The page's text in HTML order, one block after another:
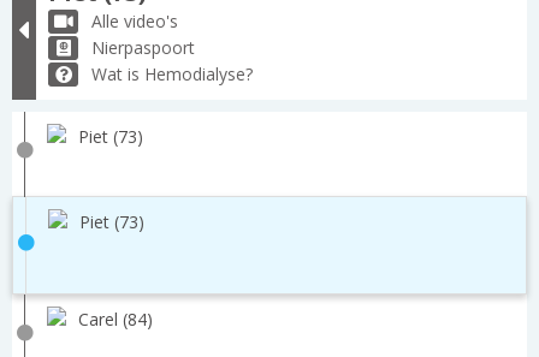
Alle video's
Nierpaspoort
Wat is Hemodialyse?
Piet (73)
Piet (73)
Carel (84)